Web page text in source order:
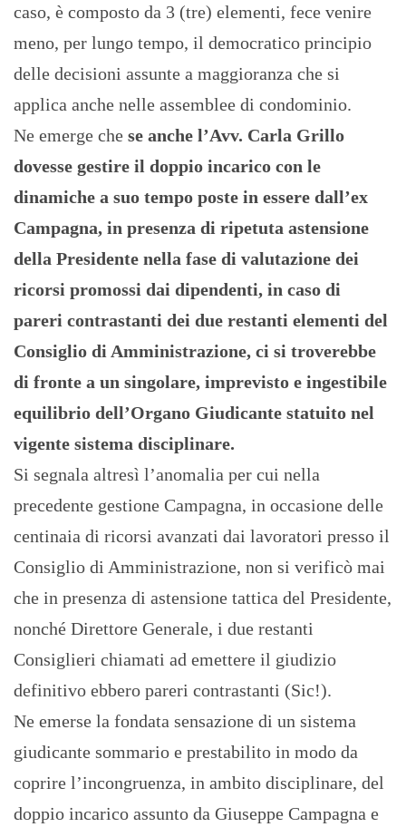
caso, è composto da 3 (tre) elementi, fece venire
meno, per lungo tempo, il democratico principio
delle decisioni assunte a maggioranza che si
applica anche nelle assemblee di condominio.
Ne emerge che se anche l’Avv. Carla Grillo
dovesse gestire il doppio incarico con le
dinamiche a suo tempo poste in essere dall’ex
Campagna, in presenza di ripetuta astensione
della Presidente nella fase di valutazione dei
ricorsi promossi dai dipendenti, in caso di
pareri contrastanti dei due restanti elementi del
Consiglio di Amministrazione, ci si troverebbe
di fronte a un singolare, imprevisto e ingestibile
equilibrio dell’Organo Giudicante statuito nel
vigente sistema disciplinare.
Si segnala altresì l’anomalia per cui nella
precedente gestione Campagna, in occasione delle
centinaia di ricorsi avanzati dai lavoratori presso il
Consiglio di Amministrazione, non si verificò mai
che in presenza di astensione tattica del Presidente,
nonché Direttore Generale, i due restanti
Consiglieri chiamati ad emettere il giudizio
definitivo ebbero pareri contrastanti (Sic!).
Ne emerse la fondata sensazione di un sistema
giudicante sommario e prestabilito in modo da
coprire l’incongruenza, in ambito disciplinare, del
doppio incarico assunto da Giuseppe Campagna e